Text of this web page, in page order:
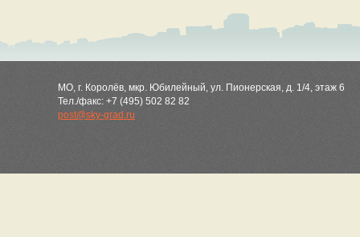
МО, г. Королёв, мкр. Юбилейный, ул. Пионерская, д. 1/4, этаж 6
Тел./факс: +7 (495) 502 82 82
post@sky-grad.ru